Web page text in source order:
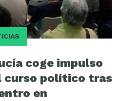
coge impulso
curso político tras
en